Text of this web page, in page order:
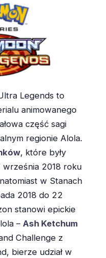
Legends to
animowanego
część sagi
regionie Alola.
, które były
2018 roku
w Stanach
2018 do 22
stanowi epickie
– Ash Ketchum
Challenge z
bierze udział w